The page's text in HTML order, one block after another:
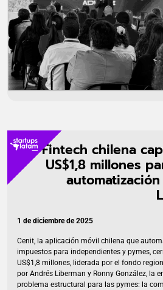
Fintech chilena
US$1,8 millones
1 de diciembre de 2025
Cenit, la aplicación móvil chilena que
impuestos para independientes y pymes,
US$1,8 millones, liderada por el fondo
por Andrés Liberman y Ronny González, la
problema estructural para las pymes: la